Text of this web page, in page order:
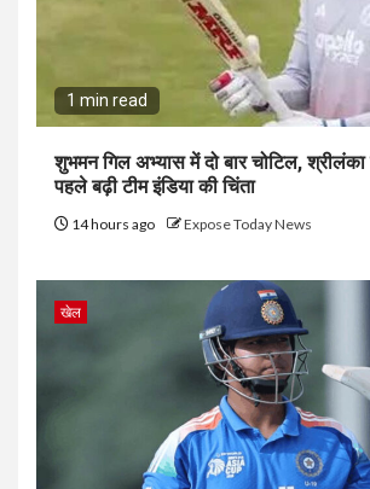
1 min read
शुभमन गिल अभ्यास में दो बार चोटिल,
पहले बढ़ी टीम इंडिया की चिंता
14 hours ago Expose Today News
खेल